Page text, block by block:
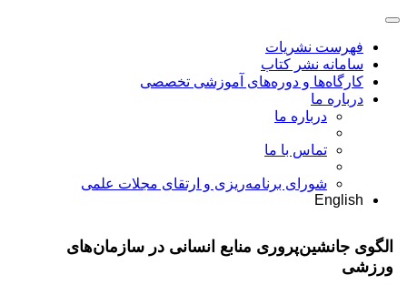
فهرست نشریات
سامانه نشر کتاب
کارگاه‌ها و دوره‌های آموزشی تخصصی
درباره ما
درباره ما
تماس با ما
شورای برنامه‌ریزی و ارتقای مجلات علمی
English
الگوى جانشین‌پرورى منابع انسانی در سازمان‌های
ورزشی